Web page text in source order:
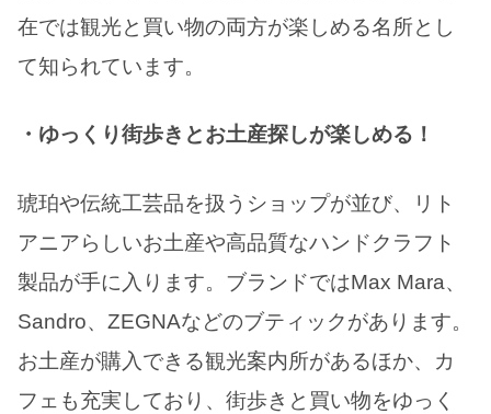
在では観光と買い物の両方が楽しめる名所とし
て知られています。
・ゆっくり街歩きとお土産探しが楽しめる！
琥珀や伝統工芸品を扱うショップが並び、リト
アニアらしいお土産や高品質なハンドクラフト
製品が手に入ります。ブランドではMax Mara、
Sandro、ZEGNAなどのブティックがあります。
お土産が購入できる観光案内所があるほか、カ
フェも充実しており、街歩きと買い物をゆっく